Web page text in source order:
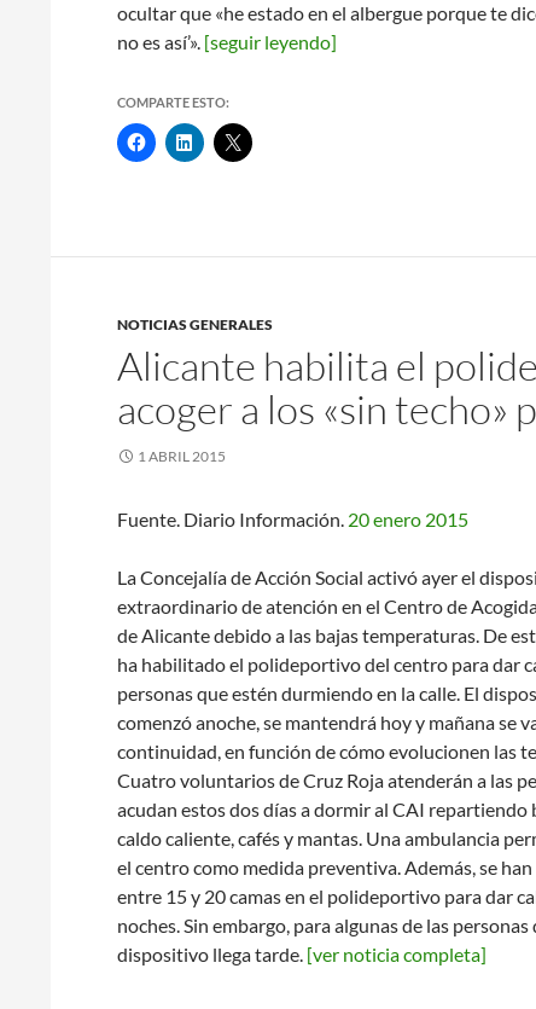
ocultar que «he estado en el albergue porque te
no es así’». [seguir leyendo]
COMPARTE ESTO:
NOTICIAS GENERALES
Alicante habilita el
acoger a los «sin techo»
1 ABRIL 2015
Fuente. Diario Información. 20 enero 2015
La Concejalía de Acción Social activó ayer el
extraordinario de atención en el Centro de
de Alicante debido a las bajas temperaturas. De
ha habilitado el polideportivo del centro para dar
personas que estén durmiendo en la calle. El
comenzó anoche, se mantendrá hoy y mañana se
continuidad, en función de cómo evolucionen las
Cuatro voluntarios de Cruz Roja atenderán a las
acudan estos dos días a dormir al CAI repartiendo
caldo caliente, cafés y mantas. Una ambulancia
el centro como medida preventiva. Además, se
entre 15 y 20 camas en el polideportivo para dar
noches. Sin embargo, para algunas de las
dispositivo llega tarde. [ver noticia completa]